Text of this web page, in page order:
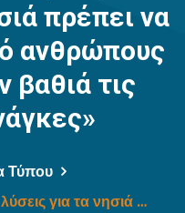
πρέπει να
ανθρώπους
βαθιά τις
Τύπου
Β. Κικίλιας από Λειψούς: «Οι λύσεις για τα νησιά πρέπει να προέρχονται από ανθρώπους που γνωρίζουν βαθιά τις τοπικές ανάγκες»